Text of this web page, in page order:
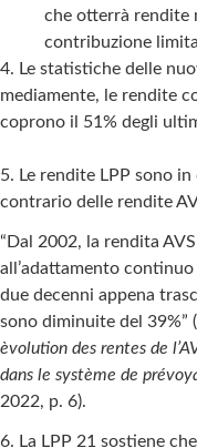
che otterrà rendite
contribuzione
4. Le statistiche delle
mediamente, le rendite
coprono il 51% degli
5. Le rendite LPP sono
contrario delle rendite
“Dal 2002, la rendita
all’adattamento
due decenni appena
sono diminuite del 39%” (
èvolution des rentes de
dans le système de
2022, p. 6).
6. La LPP 21 sostiene